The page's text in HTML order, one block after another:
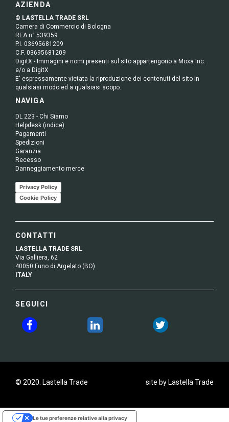
AZIENDA
© LASTELLA TRADE SRL
Camera di Commercio di Bologna
REA n° 539359
P.I. 03695681209
C.F. 03695681209
DigitX - Immagini e nomi presenti sul sito appartengono a Moxa Inc.
e/o a DigitX
E' espressamente vietata la riproduzione dei contenuti del sito in
qualsiasi modo ed a qualsiasi scopo.
NAVIGA
DL 223 - Chi Siamo
Helpdesk (indice)
Pagamenti
Spedizioni
Garanzia
Recesso
Danneggiamento merce
Privacy Policy
Cookie Policy
CONTATTI
LASTELLA TRADE SRL
Via Galliera, 62
40050 Funo di Argelato (BO)
ITALY
SEGUICI
© 2020. Lastella Trade site by Lastella Trade
Le tue preferenze relative alla privacy